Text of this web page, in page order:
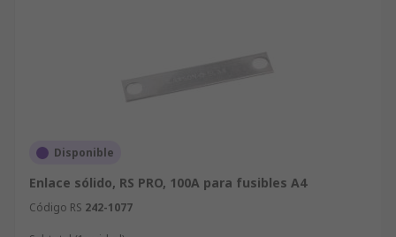
Disyuntores, todos disponibles para una entrega
rápida y eficiente. Por último, para cualquier
gratuito.Disponible
Enlace sólido, RS PRO, 100A para fusibles A4
Código RS 242-1077